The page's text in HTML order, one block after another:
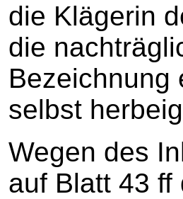
die Klägerin
die
Bezeichnung
selbst
Wegen des
auf Blatt 43 ff